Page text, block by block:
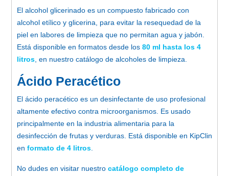
El alcohol glicerinado es un compuesto fabricado con
alcohol etílico y glicerina, para evitar la resequedad de la
piel en labores de limpieza que no permitan agua y jabón.
Está disponible en formatos desde los 80 ml hasta los 4
litros , en nuestro catálogo de alcoholes de limpieza.
Ácido Peracético
El ácido peracético es un desinfectante de uso profesional
altamente efectivo contra microorganismos. Es usado
principalmente en la industria alimentaria para la
desinfección de frutas y verduras. Está disponible en KipClin
en formato de 4 litros
No dudes en visitar nuestro catálogo completo de